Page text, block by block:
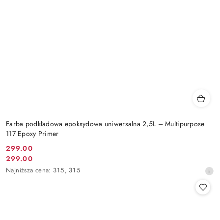
Farba podkładowa epoksydowa uniwersalna 2,5L – Multipurpose
117 Epoxy Primer
Cena
promocyjna:
299.00
Cena
promocyjna:
299.00
Najniższa
Najniższa cena: 315, 315